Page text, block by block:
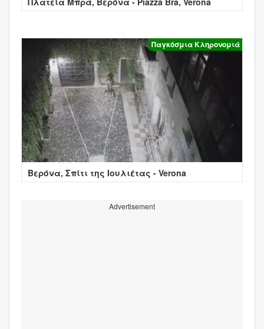
Παγκόσμια Κληρονομιά
Βερόνα, Σπίτι της Ιουλιέτας - Verona
Advertisement